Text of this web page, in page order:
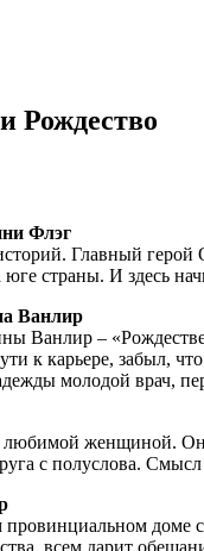
Рождество
Флэг
Главный
страны. И здесь
Ванлир
Ванлир –
к карьере, забыл,
молодой врач,
женщиной. Он
с полуслова. Смысл
доме
всем дарит